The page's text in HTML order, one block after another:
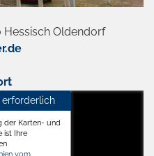
Hessisch Oldendorf
der Karten- und
ist Ihre
vom